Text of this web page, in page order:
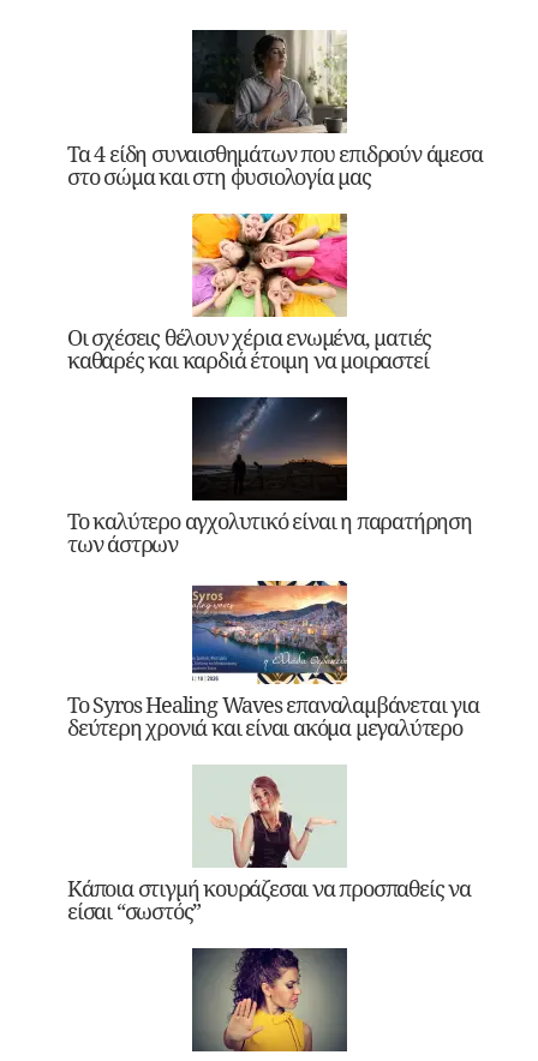
Τα 4 είδη συναισθημάτων που επιδρούν άμεσα
στο σώμα και στη φυσιολογία μας
Οι σχέσεις θέλουν χέρια ενωμένα, ματιές
καθαρές και καρδιά έτοιμη να μοιραστεί
Το καλύτερο αγχολυτικό είναι η παρατήρηση
των άστρων
Το Syros Healing Waves επαναλαμβάνεται για
δεύτερη χρονιά και είναι ακόμα μεγαλύτερο
Κάποια στιγμή κουράζεσαι να προσπαθείς να
είσαι “σωστός”